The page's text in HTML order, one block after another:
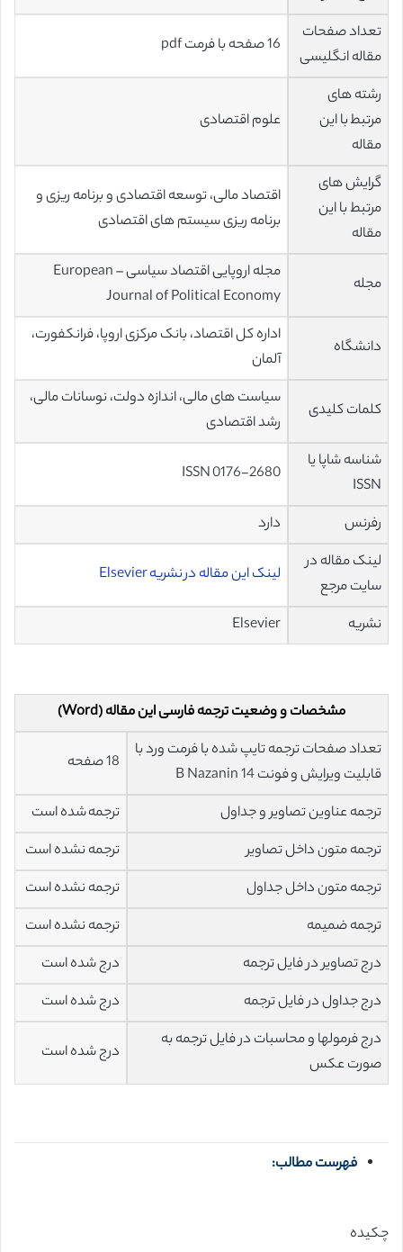
تعداد صفحات
مقاله انگلیسی
16 صفحه با فرمت pdf
رشته های
مرتبط با این
مقاله
علوم اقتصادی
گرایش های
مرتبط با این
مقاله
اقتصاد مالی، توسعه اقتصادی و برنامه ریزی و
برنامه ریزی سیستم های اقتصادی
مجله
مجله اروپایی اقتصاد سیاسی – European
Journal of Political Economy
دانشگاه
اداره کل اقتصاد، بانک مرکزی اروپا، فرانکفورت،
آلمان
کلمات کلیدی
سیاست های مالی، اندازه دولت، نوسانات مالی،
رشد اقتصادی
شناسه شاپا یا
ISSN
ISSN 0176-2680
رفرنس
دارد
لینک مقاله در
سایت مرجع
لینک این مقاله در نشریه Elsevier
نشریه Elsevier
مشخصات و وضعیت ترجمه فارسی این مقاله (Word)
تعداد صفحات ترجمه تایپ شده با فرمت ورد با
قابلیت ویرایش و فونت 14 B Nazanin
18 صفحه
ترجمه عناوین تصاویر و جداول
ترجمه شده است
ترجمه متون داخل تصاویر
ترجمه نشده است
ترجمه متون داخل جداول
ترجمه نشده است
ترجمه ضمیمه
ترجمه نشده است
درج تصاویر در فایل ترجمه
درج شده است
درج جداول در فایل ترجمه
درج شده است
درج فرمولها و محاسبات در فایل ترجمه به
صورت عکس
درج شده است
فهرست مطالب:
چکیده